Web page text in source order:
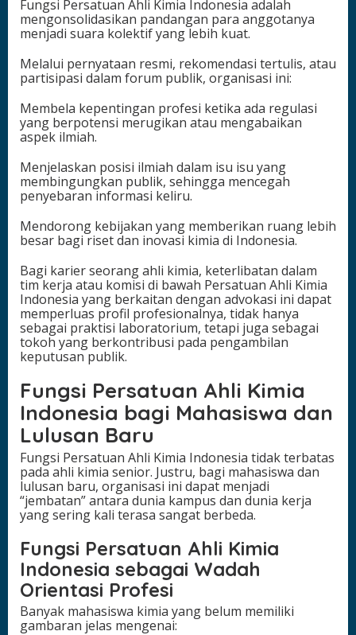
Fungsi Persatuan Ahli Kimia Indonesia adalah
mengonsolidasikan pandangan para anggotanya
menjadi suara kolektif yang lebih kuat.
Melalui pernyataan resmi, rekomendasi tertulis, atau
partisipasi dalam forum publik, organisasi ini:
Membela kepentingan profesi ketika ada regulasi
yang berpotensi merugikan atau mengabaikan
aspek ilmiah.
Menjelaskan posisi ilmiah dalam isu isu yang
membingungkan publik, sehingga mencegah
penyebaran informasi keliru.
Mendorong kebijakan yang memberikan ruang lebih
besar bagi riset dan inovasi kimia di Indonesia.
Bagi karier seorang ahli kimia, keterlibatan dalam
tim kerja atau komisi di bawah Persatuan Ahli Kimia
Indonesia yang berkaitan dengan advokasi ini dapat
memperluas profil profesionalnya, tidak hanya
sebagai praktisi laboratorium, tetapi juga sebagai
tokoh yang berkontribusi pada pengambilan
keputusan publik.
Fungsi Persatuan Ahli Kimia
Indonesia bagi Mahasiswa dan
Lulusan Baru
Fungsi Persatuan Ahli Kimia Indonesia tidak terbatas
pada ahli kimia senior. Justru, bagi mahasiswa dan
lulusan baru, organisasi ini dapat menjadi
“jembatan” antara dunia kampus dan dunia kerja
yang sering kali terasa sangat berbeda.
Fungsi Persatuan Ahli Kimia
Indonesia sebagai Wadah
Orientasi Profesi
Banyak mahasiswa kimia yang belum memiliki
gambaran jelas mengenai: